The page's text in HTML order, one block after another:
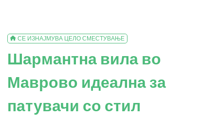
СЕ ИЗНАЈМУВА ЦЕЛО СМЕСТУВАЊЕ
Шармантна вила во
Маврово идеална за
патувачи со стил